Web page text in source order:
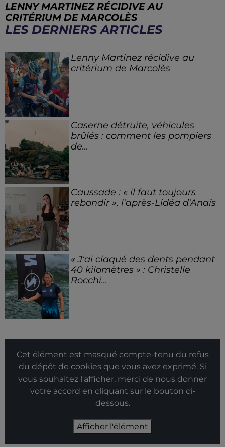
LENNY MARTINEZ RÉCIDIVE AU
CRITÉRIUM DE MARCOLÈS
LES DERNIERS ARTICLES
Lenny Martinez récidive au
critérium de Marcolès
Caserne détruite, véhicules
brûlés : comment les pompiers
de...
Caussade : « il faut toujours
rebondir », l'après-Lidéa d'Anaïs
« J’ai claqué des dents pendant
40 kilomètres » : Christelle
Rocchi...
Cet élément est masqué compte-tenu du refus
du dépôt de cookies que vous avez exprimé. Si
vous souhaitez l'afficher, merci de nous donner
votre accord en cliquant sur le bouton ci-
dessous.
Afficher l'élément